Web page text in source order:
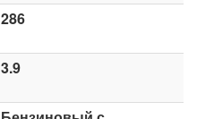
286
3.9